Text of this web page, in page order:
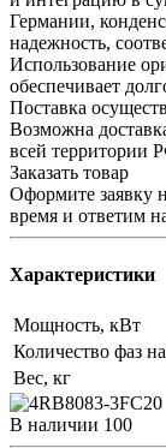
Германии,
надежность,
Использование
обеспечивает
Поставка
Возможна
всей территории
Заказать товар
Оформите заявку
время и ответим
Характеристики
Мощность, кВт
Количество фаз
Вес, кг
В наличии 100